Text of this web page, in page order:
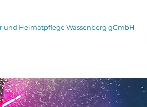
und Heimatpflege Wassenberg gGmbH